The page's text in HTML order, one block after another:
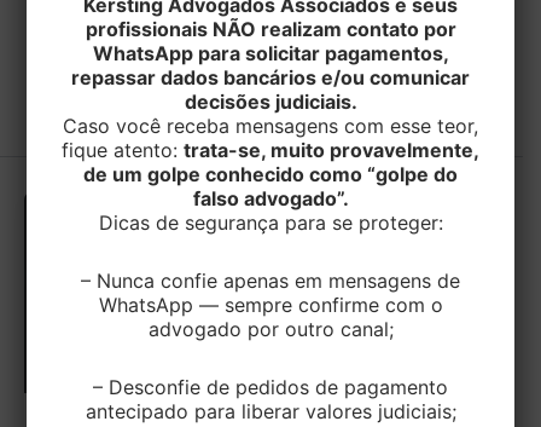
#LADOFIT
Kersting Advogados Associados e seus
profissionais NÃO realizam contato por
WhatsApp para solicitar pagamentos,
repassar dados bancários e/ou comunicar
decisões judiciais.
Caso você receba mensagens com esse teor,
fique atento: trata-se, muito provavelmente,
de um golpe conhecido como “golpe do
falso advogado”.
Dicas de segurança para se proteger:
– Nunca confie apenas em mensagens de
WhatsApp — sempre confirme com o
advogado por outro canal;
– Desconfie de pedidos de pagamento
antecipado para liberar valores judiciais;